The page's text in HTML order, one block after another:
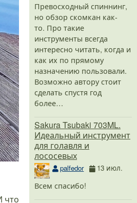
что
Превосходный спиннинг,
но обзор скомкан как-
то. Про такие
инструменты всегда
интересно читать, когда и
как их по прямому
назначению пользовали.
Возможно автору стоит
сделать спустя год
более…
Sakura Tsubaki 703ML.
Идеальный инструмент
для голавля и
лососевых
palfedor 13 июл.
Всем спасибо!